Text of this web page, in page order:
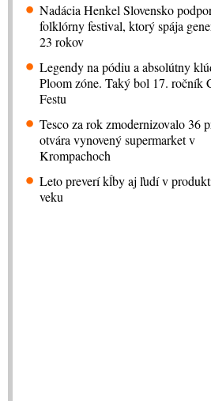
Nadácia Henkel Slovensko
folklórny festival, ktorý spája
23 rokov
Legendy na pódiu a absolútny
Ploom zóne. Taký bol 17. ročník
Festu
Tesco za rok zmodernizovalo 36
otvára vynovený supermarket v
Krompachoch
Leto preverí kĺby aj ľudí v
veku